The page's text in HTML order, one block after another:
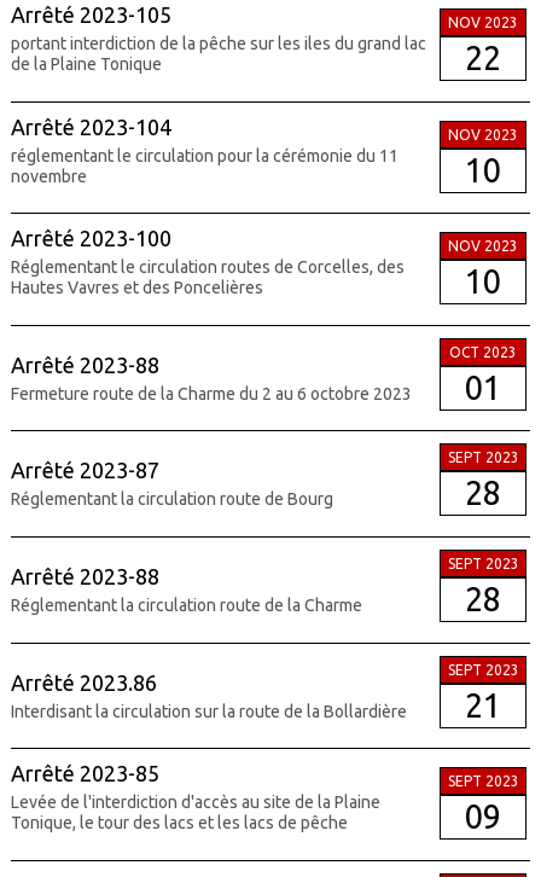
Arrêté 2023-105
portant interdiction de la pêche sur les iles du grand lac
de la Plaine Tonique
NOV 2023
22
Arrêté 2023-104
réglementant le circulation pour la cérémonie du 11
novembre
NOV 2023
10
Arrêté 2023-100
Réglementant le circulation routes de Corcelles, des
Hautes Vavres et des Poncelières
NOV 2023
10
Arrêté 2023-88
Fermeture route de la Charme du 2 au 6 octobre 2023
OCT 2023
01
Arrêté 2023-87
Réglementant la circulation route de Bourg
SEPT 2023
28
Arrêté 2023-88
Réglementant la circulation route de la Charme
SEPT 2023
28
Arrêté 2023.86
Interdisant la circulation sur la route de la Bollardière
SEPT 2023
21
Arrêté 2023-85
Levée de l'interdiction d'accès au site de la Plaine
Tonique, le tour des lacs et les lacs de pêche
SEPT 2023
09